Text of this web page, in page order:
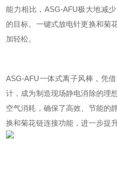
能力相比，ASG-AFU极大地减
的目标。一键式放电针更换和菊
加轻松。
ASG-AFU一体式离子风棒，凭
计，成为制造现场静电消除的理
空气消耗，确保了高效、节能的
换和菊花链连接功能，进一步提